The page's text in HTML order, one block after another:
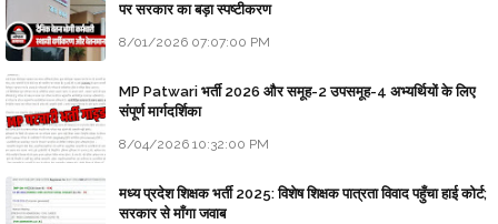
पर सरकार का बड़ा स्पष्टीकरण
8/01/2026 07:07:00 PM
MP Patwari भर्ती 2026 और समूह-2 उपसमूह-4 अभ्यर्थियों के लिए
संपूर्ण मार्गदर्शिका
8/04/2026 10:32:00 PM
मध्य प्रदेश शिक्षक भर्ती 2025: विशेष शिक्षक पात्रता विवाद पहुँचा हाई कोर्ट;
सरकार से माँगा जवाब